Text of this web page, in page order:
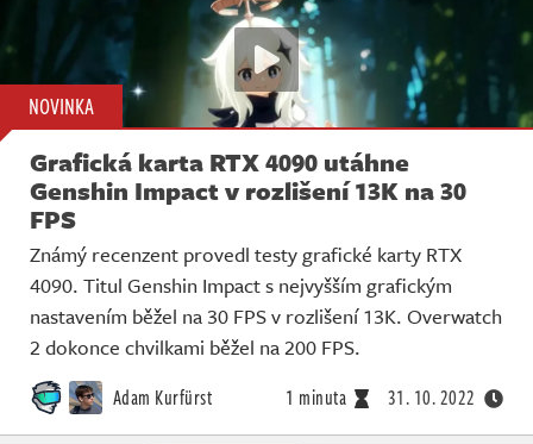
NOVINKA
Grafická karta RTX 4090 utáhne
Genshin Impact v rozlišení 13K na 30
FPS
Známý recenzent provedl testy grafické karty RTX
4090. Titul Genshin Impact s nejvyšším grafickým
nastavením běžel na 30 FPS v rozlišení 13K. Overwatch
2 dokonce chvilkami běžel na 200 FPS.
Adam Kurfürst 1 minuta 31. 10. 2022